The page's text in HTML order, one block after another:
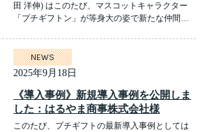
田 洋伸) はこのたび、マスコットキャラクター
「プチギフトン」が等身大の姿で新たな仲間…
NEWS
2025年9月18日
《導入事例》新規導入事例を公開しま
した：はるやま商事株式会社様
このたび、プチギフトの最新導入事例としては